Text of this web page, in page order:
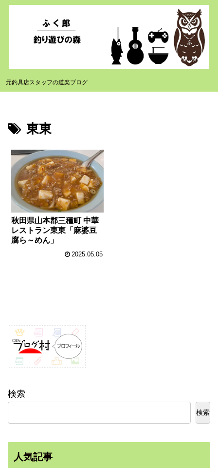
元釣具店スタッフの道楽ブログ
東東
秋田県山本郡三種町 中華
レストラン東東「麻婆豆
腐ら～めん」
2025.05.05
検索
検索
人気記事